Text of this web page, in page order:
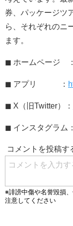
券、パッケージツ
ら、それぞれのニ
ます。
◼ ホームページ ：
◼ アプリ ：
◼ X（旧Twitter）：
◼ インスタグラム：